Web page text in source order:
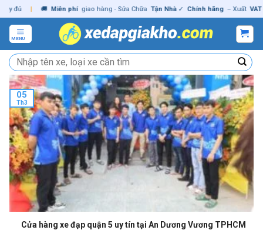
Skip
to
content
| 🚚 Miễn phí giao hàng - Sửa Chữa Tận Nhà ✓ Chính hãng – Xuất VAT đầy
MENU
Tìm
kiếm:
Cửa hàng xe đạp quận 5 uy tín tại An Dương Vương TPHCM
05
Th3